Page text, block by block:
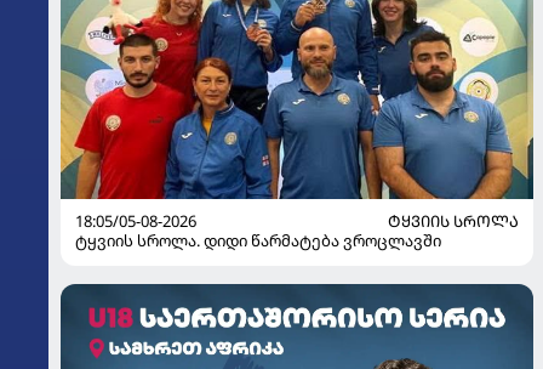
18:05/05-08-2026
ᲢᲧᲕᲘᲘᲡ ᲡᲠᲝᲚᲐ
ტყვიის სროლა. დიდი წარმატება ვროცლავში